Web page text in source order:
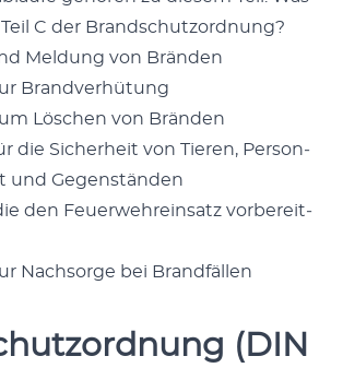
C der Brand­schut­zord­nung?
Mel­dung von Brän­den
Brand­ver­hü­tung
Löschen von Brän­den
die Sicher­heit von Tieren, Per­so­n­
und Gegen­stän­den
den Feuer­wehrein­satz vor­bere­it­
Nach­sorge bei Brand­fällen
(DIN